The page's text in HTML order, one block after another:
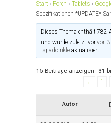
Start › Foren › Tablets ›
Spezifikationen *UPDATE*
Dieses Thema enthält 782
und wurde zuletzt vorvor 3
spadoinkle aktualisiert.
15 Beiträge anzeigen - 31
←
1
Autor